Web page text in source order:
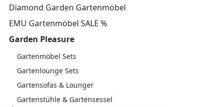
Diamond Garden Gartenmöbel
EMU Gartenmöbel SALE %
Garden Pleasure
Gartenmöbel Sets
Gartenlounge Sets
Gartensofas & Lounger
Gartenstühle & Gartensessel